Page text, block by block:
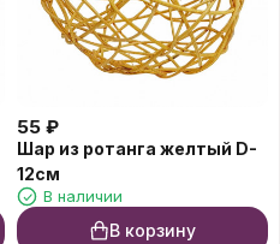
55 ₽
Шар из ротанга желтый D-
12см
В наличии
В корзину